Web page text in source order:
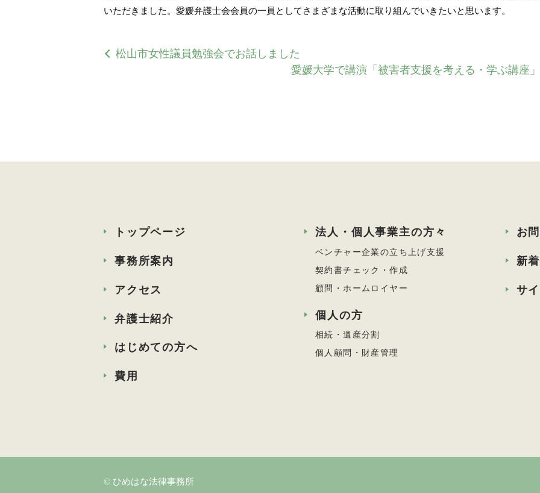
いただきました。愛媛弁護士会会員の一員としてさまざまな活動に取り組んでいきたいと思います。
松山市女性議員勉強会でお話しました
愛媛大学で講演「被害者支援を考える・学ぶ講座」
トップページ
事務所案内
アクセス
弁護士紹介
はじめての方へ
費用
法人・個人事業主の方々
ベンチャー企業の立ち上げ支援
契約書チェック・作成
顧問・ホームロイヤー
個人の方
相続・遺産分割
個人顧問・財産管理
お
新
サ
© ひめはな法律事務所